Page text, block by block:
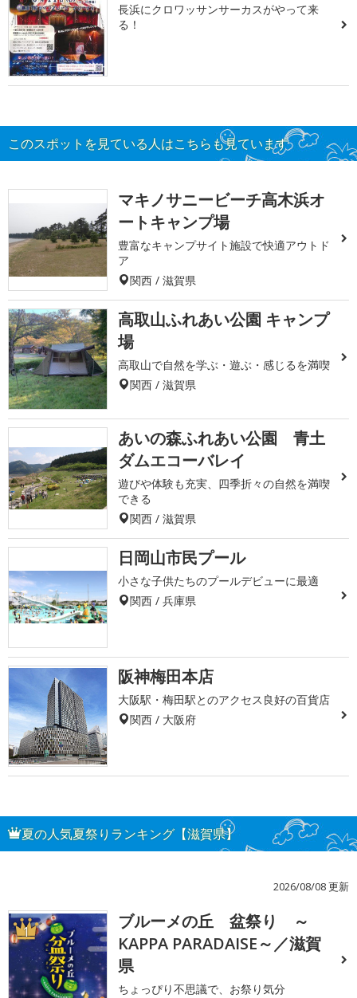
長浜にクロワッサンサーカスがやって来
る！
このスポットを見ている人はこちらも見ています
マキノサニービーチ高木浜オ
ートキャンプ場
豊富なキャンプサイト施設で快適アウトド
ア
関西 / 滋賀県
高取山ふれあい公園 キャンプ
場
高取山で自然を学ぶ・遊ぶ・感じるを満喫
関西 / 滋賀県
あいの森ふれあい公園 青土
ダムエコーバレイ
遊びや体験も充実、四季折々の自然を満喫
できる
関西 / 滋賀県
日岡山市民プール
小さな子供たちのプールデビューに最適
関西 / 兵庫県
阪神梅田本店
大阪駅・梅田駅とのアクセス良好の百貨店
関西 / 大阪府
夏の人気夏祭りランキング【滋賀県】
2026/08/08 更新
1
ブルーメの丘 盆祭り ～
KAPPA PARADAISE～／滋賀
県
ちょっぴり不思議で、お祭り気分